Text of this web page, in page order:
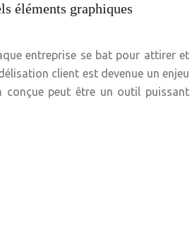
éléments graphiques
entreprise se bat pour attirer et
client est devenue un enjeu
conçue peut être un outil puissant